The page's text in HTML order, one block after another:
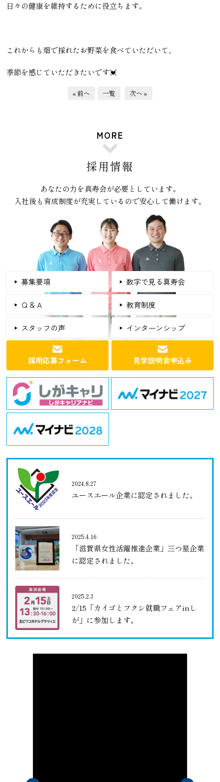
日々の健康を維持するために役立ちます。
これからも畑で採れたお野菜を食べていただいて、
季節を感じていただきたいです💓
« 前へ 一覧 次へ »
MORE
採用情報
あなたの力を真寿会が必要としています。
入社後も育成制度が充実しているので安心して働けます。
募集要項 数字で見る真寿会
Ｑ＆Ａ 教育制度
スタッフの声 インターンシップ
採用応募フォーム 見学説明会申込み
2024.8.27
ユースエール企業に認定されました。
2025.4.16
「滋賀県女性活躍推進企業」三つ星企業
に認定されました。
2025.2.3
2/15「カイゴとフクシ就職フェアinし
が」に参加します。